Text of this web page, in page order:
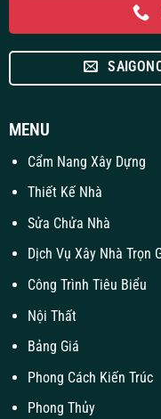
MENU
Cẩm Nang Xây Dựng
Thiết Kế Nhà
Sửa Chửa Nhà
Dịch Vụ Xây Nhà Trọn
Công Trình Tiêu Biểu
Nội Thất
Bảng Giá
Phong Cách Kiến Trúc
Phong Thủy